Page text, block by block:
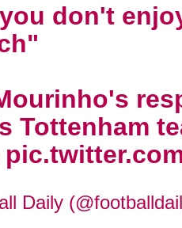
don't
Tottenham
Daily